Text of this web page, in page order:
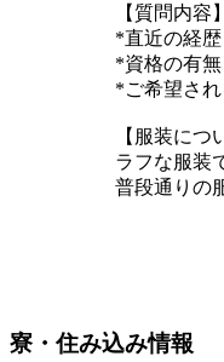
【質問内容】
*直近の経歴
*資格の有
*ご希望さ
【服装につ
ラフな服装
普段通りの
寮・住み込み情報